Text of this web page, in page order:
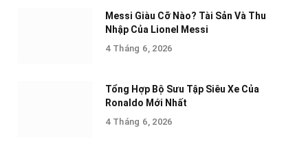
Messi Giàu Cỡ Nào? Tài Sản Và Thu
Nhập Của Lionel Messi
4 Tháng 6, 2026
Tổng Hợp Bộ Sưu Tập Siêu Xe Của
Ronaldo Mới Nhất
4 Tháng 6, 2026